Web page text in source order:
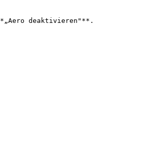
deaktivieren"**.